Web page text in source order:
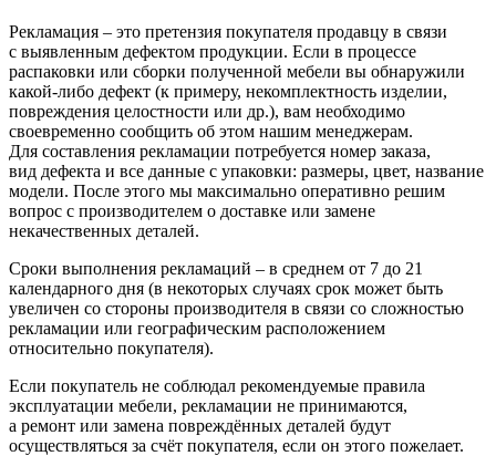
Рекламация – это претензия покупателя продавцу в связи
с выявленным дефектом продукции. Если в процессе
распаковки или сборки полученной мебели вы обнаружили
какой-либо дефект (к примеру, некомплектность изделии,
повреждения целостности или др.), вам необходимо
своевременно сообщить об этом нашим менеджерам.
Для составления рекламации потребуется номер заказа,
вид дефекта и все данные с упаковки: размеры, цвет, название
модели. После этого мы максимально оперативно решим
вопрос с производителем о доставке или замене
некачественных деталей.
Сроки выполнения рекламаций – в среднем от 7 до 21
календарного дня (в некоторых случаях срок может быть
увеличен со стороны производителя в связи со сложностью
рекламации или географическим расположением
относительно покупателя).
Если покупатель не соблюдал рекомендуемые правила
эксплуатации мебели, рекламации не принимаются,
а ремонт или замена повреждённых деталей будут
осуществляться за счёт покупателя, если он этого пожелает.